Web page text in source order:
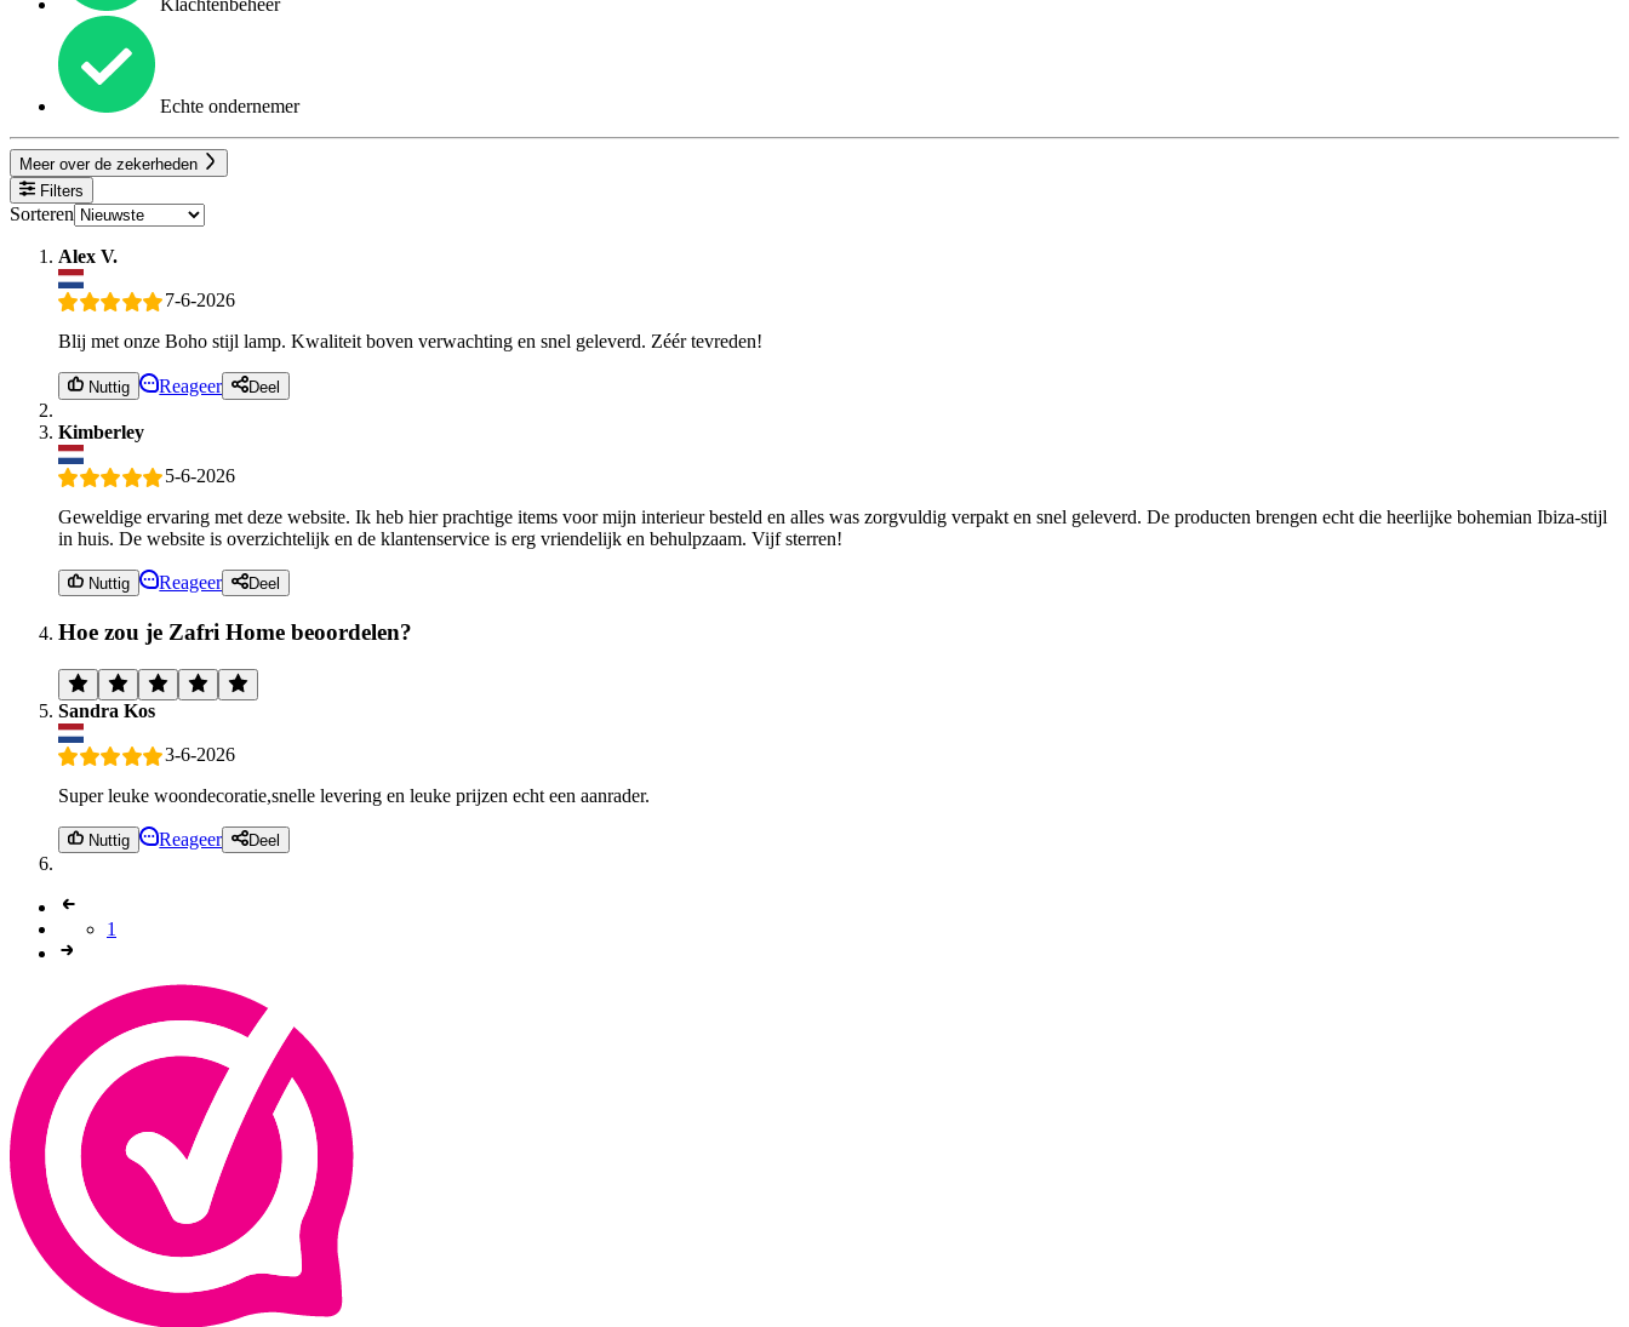
Klachtenbeheer
Echte ondernemer
Meer over de zekerheden
Filters
Sorteren
Alex V.
7-6-2026
Blij met onze Boho stijl lamp. Kwaliteit boven verwachting en snel geleverd. Zéér tevreden!
Nuttig Reageer Deel
Kimberley
5-6-2026
Geweldige ervaring met deze website. Ik heb hier prachtige items voor mijn interieur besteld en alles was zorgvuldig verpakt en snel geleverd. De producten brengen echt die heerlijke bohemian Ibiza-stijl
in huis. De website is overzichtelijk en de klantenservice is erg vriendelijk en behulpzaam. Vijf sterren!
Nuttig Reageer Deel
Hoe zou je Zafri Home beoordelen?
Sandra Kos
3-6-2026
Super leuke woondecoratie,snelle levering en leuke prijzen echt een aanrader.
Nuttig Reageer Deel
1